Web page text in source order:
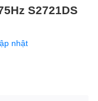
S2721DS
nhật